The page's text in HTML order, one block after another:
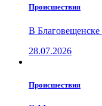
Проиcшествия
В
28.07.2026
Проиcшествия